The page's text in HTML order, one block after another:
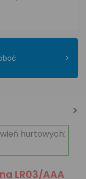
>
hurtowych:
LR03/AAA